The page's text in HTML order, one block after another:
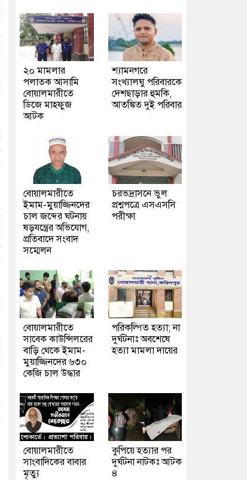
২০ মামলার
পলাতক আসামি
বোয়ালমারীতে
ডিজে মাহফুজ
আটক
শ্যামনগরে
সংখ্যালঘু পরিবারকে
দেশছাড়ার হুমকি,
আতঙ্কিত দুই পরিবার
বোয়ালমারীতে
ইমাম-মুয়াজ্জিনদের
চাল জব্দের ঘটনায়
ষড়যন্ত্রের অভিযোগ,
প্রতিবাদে সংবাদ
সম্মেলন
চরভদ্রাসনে ভুল
প্রশ্নপত্রে এসএসসি
পরীক্ষা
বোয়ালমারীতে
সাবেক কাউন্সিলরের
বাড়ি থেকে ইমাম-
মুয়াজ্জিনদের ৬৩০
কেজি চাল উদ্ধার
পরিকল্পিত হত্যা; না
দুর্ঘটনাঃ অবশেষে
হত্যা মামলা দায়ের
বোয়ালমারীতে
সাংবাদিকের বাবার
মৃত্যু
কুপিয়ে হত্যার পর
দুর্ঘটনা নাটকঃ আটক
৪